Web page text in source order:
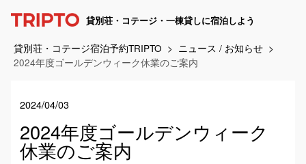
貸別荘・コテージ・一棟貸しに宿泊しよう
貸別荘・コテージ宿泊予約TRIPTO
ニュース / お知らせ
2024年度ゴールデンウィーク休業のご案内
2024/04/03
2024年度ゴールデンウィーク
休業のご案内